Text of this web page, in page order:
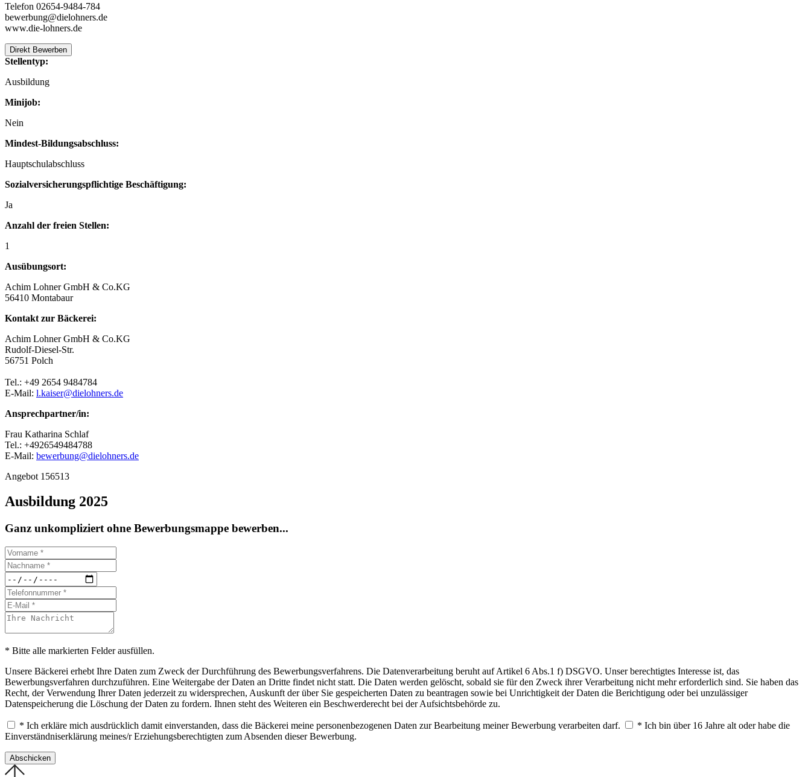
Telefon 02654-9484-784
bewerbung@dielohners.de
www.die-lohners.de
Direkt Bewerben
Stellentyp:
Ausbildung
Minijob:
Nein
Mindest-Bildungsabschluss:
Hauptschulabschluss
Sozialversicherungspflichtige Beschäftigung:
Ja
Anzahl der freien Stellen:
1
Ausübungsort:
Achim Lohner GmbH & Co.KG
56410 Montabaur
Kontakt zur Bäckerei:
Achim Lohner GmbH & Co.KG
Rudolf-Diesel-Str.
56751 Polch
Tel.: +49 2654 9484784
E-Mail: l.kaiser@dielohners.de
Ansprechpartner/in:
Frau Katharina Schlaf
Tel.: +4926549484788
E-Mail: bewerbung@dielohners.de
Angebot 156513
Ausbildung 2025
Ganz unkompliziert ohne Bewerbungsmappe bewerben...
* Bitte alle markierten Felder ausfüllen.
Unsere Bäckerei erhebt Ihre Daten zum Zweck der Durchführung des Bewerbungsverfahrens. Die Datenverarbeitung beruht auf Artikel 6 Abs.1 f) DSGVO. Unser berechtigtes Interesse ist, das
Bewerbungsverfahren durchzuführen. Eine Weitergabe der Daten an Dritte findet nicht statt. Die Daten werden gelöscht, sobald sie für den Zweck ihrer Verarbeitung nicht mehr erforderlich sind. Sie haben das
Recht, der Verwendung Ihrer Daten jederzeit zu widersprechen, Auskunft der über Sie gespeicherten Daten zu beantragen sowie bei Unrichtigkeit der Daten die Berichtigung oder bei unzulässiger
Datenspeicherung die Löschung der Daten zu fordern. Ihnen steht des Weiteren ein Beschwerderecht bei der Aufsichtsbehörde zu.
* Ich erkläre mich ausdrücklich damit einverstanden, dass die Bäckerei meine personenbezogenen Daten zur Bearbeitung meiner Bewerbung verarbeiten darf.
* Ich bin über 16 Jahre alt oder habe die
Einverständniserklärung meines/r Erziehungsberechtigten zum Absenden dieser Bewerbung.